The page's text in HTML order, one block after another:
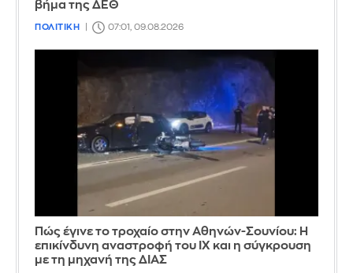
βήμα της ΔΕΘ
ΠΟΛΙΤΙΚΗ 07:01, 09.08.2026
Πώς έγινε το τροχαίο στην Αθηνών-Σουνίου: Η
επικίνδυνη αναστροφή του ΙΧ και η σύγκρουση
με τη μηχανή της ΔΙΑΣ